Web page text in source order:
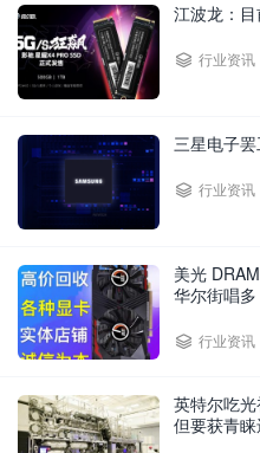
江波龙：
行业资讯
三星电子
行业资讯
美光
华尔街唱多
行业资讯
英特尔吃光
但要获青